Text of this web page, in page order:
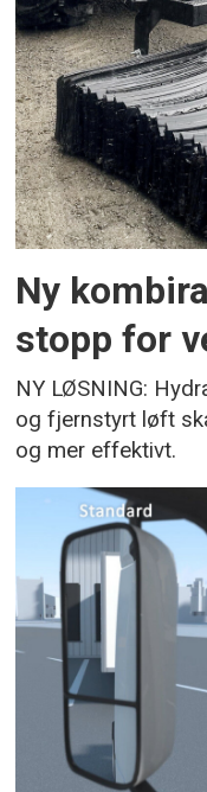
Ny
stopp for
NY LØSNING:
og fjernstyrt løft
og mer effektivt.